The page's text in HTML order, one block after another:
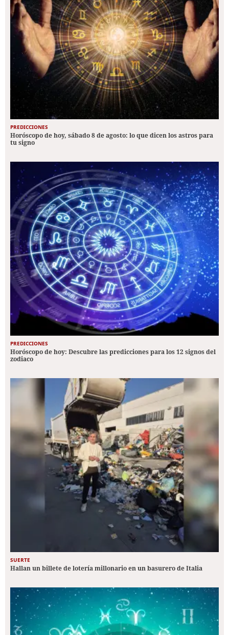
PREDICCIONES
Horóscopo de hoy, sábado 8 de agosto: lo que dicen los astros para
tu signo
PREDICCIONES
Horóscopo de hoy: Descubre las predicciones para los 12 signos del
zodiaco
SUERTE
Hallan un billete de lotería millonario en un basurero de Italia